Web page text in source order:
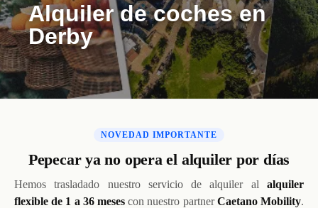
Alquiler de coches en
Derby
NOVEDAD IMPORTANTE
Pepecar ya no opera el alquiler por días
Hemos trasladado nuestro servicio de alquiler al alquiler
flexible de 1 a 36 meses con nuestro partnerCaetano Mobility.